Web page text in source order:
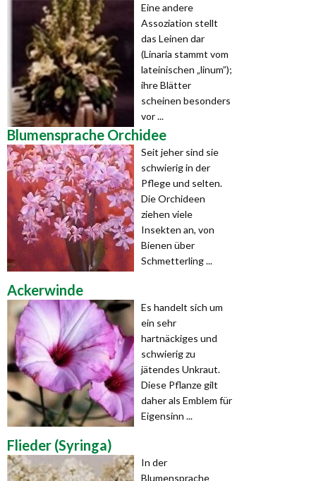
Eine andere
Assoziation stellt
das Leinen dar
(Linaria stammt vom
lateinischen „linum”);
ihre Blätter
scheinen besonders
vor ...
Blumensprache Orchidee
Seit jeher sind sie
schwierig in der
Pflege und selten.
Die Orchideen
ziehen viele
Insekten an, von
Bienen über
Schmetterling ...
Ackerwinde
Es handelt sich um
ein sehr
hartnäckiges und
schwierig zu
jätendes Unkraut.
Diese Pflanze gilt
daher als Emblem für
Eigensinn ...
Flieder (Syringa)
In der
Blumensprache